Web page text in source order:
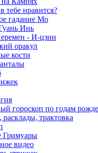
тебе нравится?
гадание Мо
Инь
- И-цзин
оракул
кости
гороскоп по годам
расклады, трактовка
Гримуары
видео